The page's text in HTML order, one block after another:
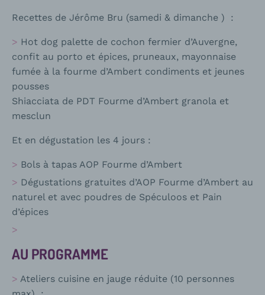
Recettes de Jérôme Bru (samedi & dimanche ) :
Hot dog palette de cochon fermier d’Auvergne,
confit au porto et épices, pruneaux, mayonnaise
fumée à la fourme d’Ambert condiments et jeunes
pousses
Shiacciata de PDT Fourme d’Ambert granola et
mesclun
Et en dégustation les 4 jours :
Bols à tapas AOP Fourme d’Ambert
Dégustations gratuites d’AOP Fourme d’Ambert au
naturel et avec poudres de Spéculoos et Pain
d’épices
AU PROGRAMME
Ateliers cuisine en jauge réduite (10 personnes